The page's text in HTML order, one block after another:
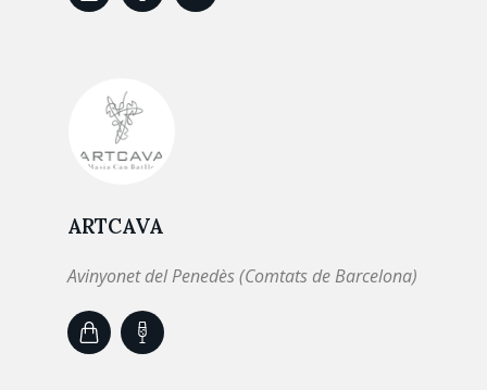
ARTCAVA
Avinyonet del Penedès (Comtats de Barcelona)